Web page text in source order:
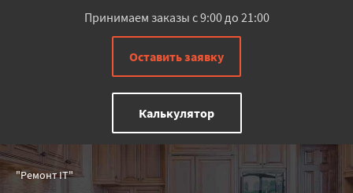
Принимаем заказы с 9:00 до 21:00
Оставить заявку
Калькулятор
"Ремонт IT"